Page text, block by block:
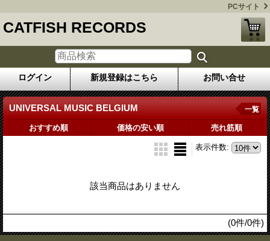
PCサイト
CATFISH RECORDS
ログイン 新規登録はこちら お問い合せ
UNIVERSAL MUSIC BELGIUM 一覧
おすすめ順 価格の安い順 売れ筋順
表示件数:
該当商品はありません
(0件/0件)